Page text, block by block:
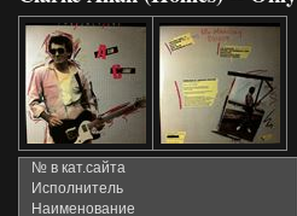
№ в кат.сайта
Исполнитель
Наименование